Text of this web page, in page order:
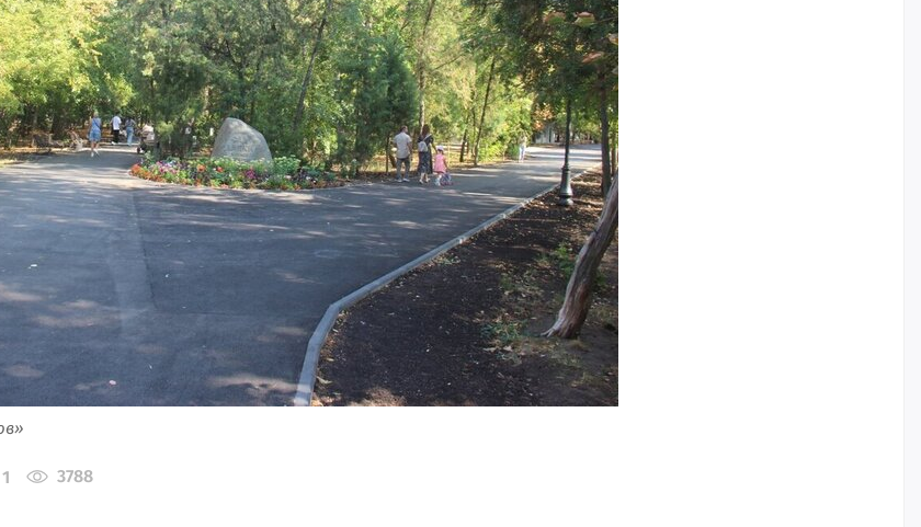
1 3788